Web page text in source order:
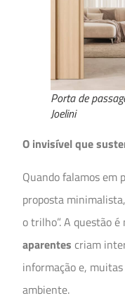
Porta de
Joelini
O invisível que
Quando falamos em
proposta
o trilho”. A questão
aparentes criam
informação e,
ambiente.